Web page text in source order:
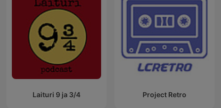
Laituri 9 ja 3/4 Project Retro